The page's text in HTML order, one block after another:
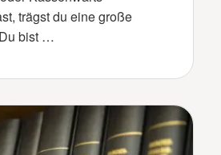
trägst du eine große
bist …